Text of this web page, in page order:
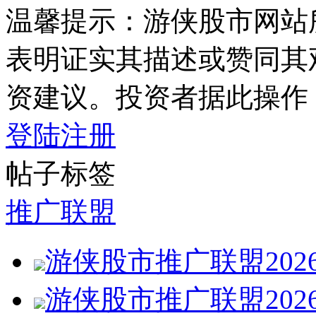
温馨提示：游侠股市网
表明证实其描述或赞同
资建议。投资者据此操
登陆注册
帖子标签
推广联盟
游侠股市推广联盟
游侠股市推广联盟